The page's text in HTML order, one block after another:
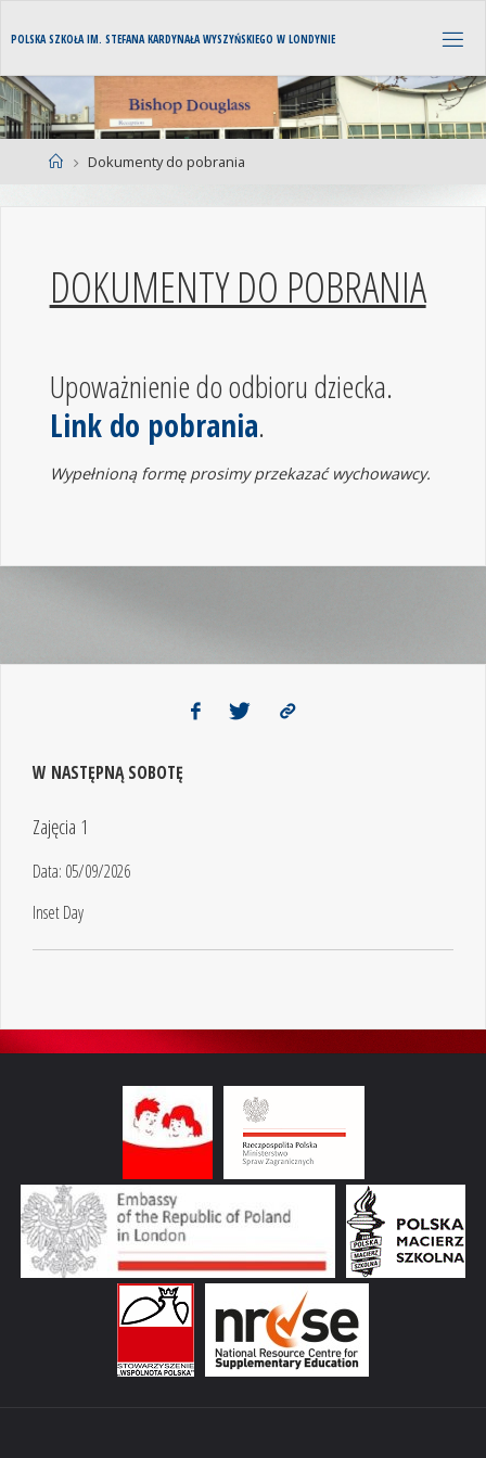
POLSKA SZKOŁA IM. STEFANA KARDYNAŁA WYSZYŃSKIEGO W LONDYNIE
Dokumenty do pobrania
DOKUMENTY DO POBRANIA
Upoważnienie do odbioru dziecka.
Link do pobrania.
Wypełnioną formę prosimy przekazać wychowawcy.
W NASTĘPNĄ SOBOTĘ
Zajęcia 1
Data: 05/09/2026
Inset Day